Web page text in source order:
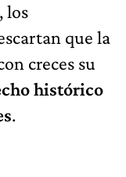
los
que la
creces su
histórico
.